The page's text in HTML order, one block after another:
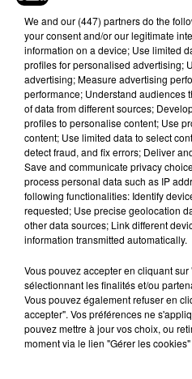
Publié : 22 mars 2018 à
libido que les autres
histoire de selle, de
rembourrés voire même
Mais attention ! La
entraîner de
gynécologiques. «L’un
novateurs de l’étude
parcourus ont été
plaies de selle et les
», explique Thomas
chercheurs à l’origine de
Fil actus
7 août
Moha MMZ dévoile «
single entre
7 août
Tayc et Didi B dévoilent
We and our (447) partnersdo the
your consent and/or our legitimate
information on a device; Use limited
profiles for personalised advertising;
advertising; Measure advertising
performance; Understand audiences
of data from different sources;
profiles to personalise content; Use
content; Use limited data to select
detect fraud, and fix errors; Deliver
Save and communicate privacy
process personal data such as IP
following functionalities: Identify
requested; Use precise geolocation
other data sources; Link different
information transmitted automatically.
Vous pouvez accepter en cliquant
sélectionnant les finalités et/ou
Vous pouvez également refuser en
accepter". Vos préférences ne
pouvez mettre à jour vos choix, ou
moment via le lien "Gérer les